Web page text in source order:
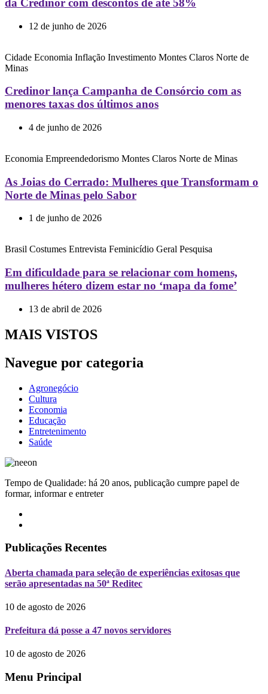
da Credinor com descontos de até 58%
12 de junho de 2026
Cidade Economia Inflação Investimento Montes Claros Norte de
Minas
Credinor lança Campanha de Consórcio com as
menores taxas dos últimos anos
4 de junho de 2026
Economia Empreendedorismo Montes Claros Norte de Minas
As Joias do Cerrado: Mulheres que Transformam o
Norte de Minas pelo Sabor
1 de junho de 2026
Brasil Costumes Entrevista Feminicídio Geral Pesquisa
Em dificuldade para se relacionar com homens,
mulheres hétero dizem estar no ‘mapa da fome’
13 de abril de 2026
MAIS VISTOS
Navegue por categoria
Agronegócio
Cultura
Economia
Educação
Entretenimento
Saúde
Tempo de Qualidade: há 20 anos, publicação cumpre papel de
formar, informar e entreter
Publicações Recentes
Aberta chamada para seleção de experiências exitosas que
serão apresentadas na 50ª Reditec
10 de agosto de 2026
Prefeitura dá posse a 47 novos servidores
10 de agosto de 2026
Menu Principal